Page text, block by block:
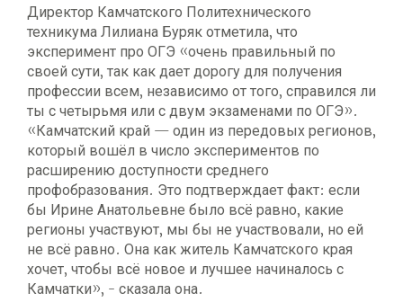
Директор Камчатского Политехнического
техникума Лилиана Буряк отметила, что
эксперимент про ОГЭ «очень правильный по
своей сути, так как дает дорогу для получения
профессии всем, независимо от того, справился ли
ты с четырьмя или с двум экзаменами по ОГЭ».
«Камчатский край — один из передовых регионов,
который вошёл в число экспериментов по
расширению доступности среднего
профобразования. Это подтверждает факт: если
бы Ирине Анатольевне было всё равно, какие
регионы участвуют, мы бы не участвовали, но ей
не всё равно. Она как житель Камчатского края
хочет, чтобы всё новое и лучшее начиналось с
Камчатки», - сказала она.